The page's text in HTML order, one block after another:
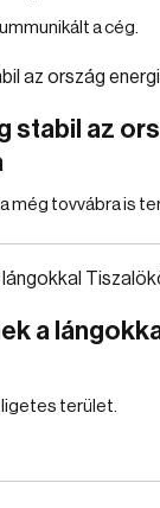
a cég.
stabil az
még tovvábra is
a
ligetes terület.